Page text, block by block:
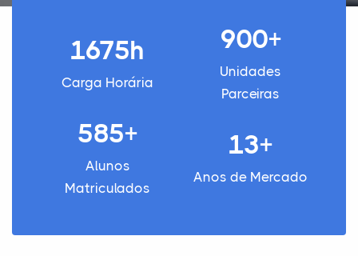
1675h
Carga Horária
900+
Unidades
Parceiras
585+
Alunos
Matriculados
13+
Anos de Mercado